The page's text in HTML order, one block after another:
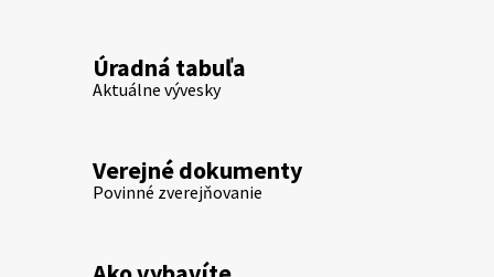
Úradná tabuľa
Aktuálne vývesky
Verejné dokumenty
Povinné zverejňovanie